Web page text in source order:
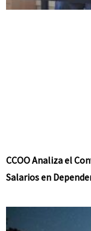
CCOO Analiza el
Salarios en